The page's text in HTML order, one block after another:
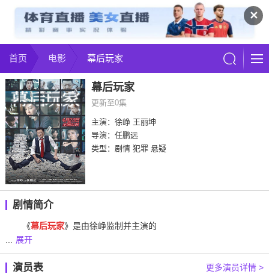
✕
首页 电影 幕后玩家
幕后玩家
更新至0集
主演：徐峥 王丽坤
导演：任鹏远
类型：剧情 犯罪 悬疑
剧情简介
《幕后玩家》是由徐峥监制并主演的
展开
更多演员详情 >
演员表